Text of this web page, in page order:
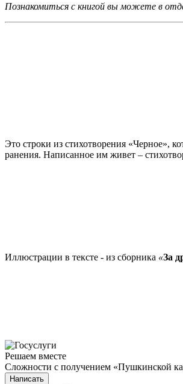
Познакомиться с книгой вы можете в
Это строки из стихотворения «Черное»,
ранения. Написанное им живет –
Иллюстрации в тексте - из сборника «За
Решаем вместе
Сложности с получением «Пушкинской
Написать